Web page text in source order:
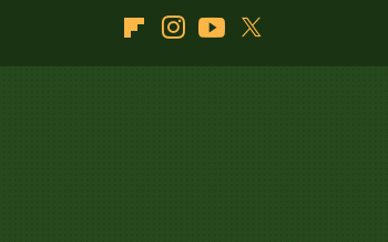
FlipboardInstagramYoutube